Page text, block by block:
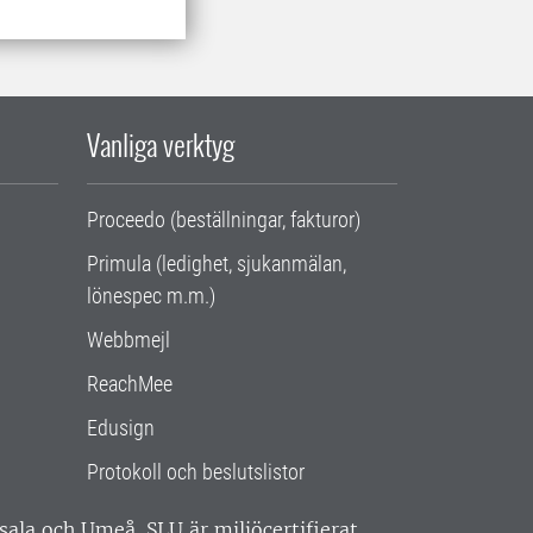
Vanliga verktyg
Proceedo (beställningar, fakturor)
Primula (ledighet, sjukanmälan,
lönespec m.m.)
Webbmejl
ReachMee
Edusign
Protokoll och beslutslistor